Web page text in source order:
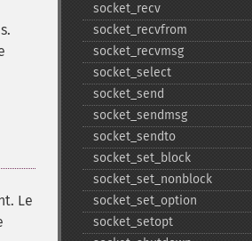
Le
socket_​recv
socket_​recvfrom
socket_​recvmsg
socket_​select
socket_​send
socket_​sendmsg
socket_​sendto
socket_​set_​block
socket_​set_​nonblock
socket_​set_​option
socket_​setopt